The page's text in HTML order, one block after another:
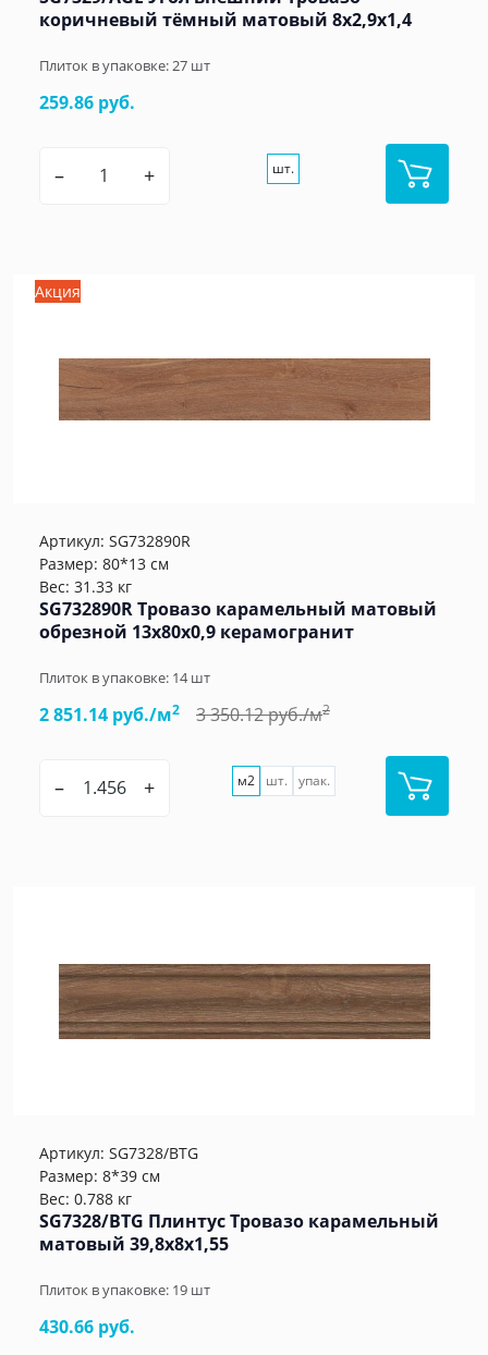
коричневый тёмный матовый 8x2,9x1,4
Плиток в упаковке:27 шт
259.86 руб.
– + шт.
Акция
Артикул: SG732890R
Размер: 80*13 см
Вес: 31.33 кг
SG732890R Тровазо карамельный матовый
обрезной 13x80x0,9 керамогранит
Плиток в упаковке: 14шт
2 851.14 руб./м2 3 350.12 руб./м2
– + м2 шт. упак.
Артикул: SG7328/BTG
Размер: 8*39 см
Вес: 0.788 кг
SG7328/BTG Плинтус Тровазо карамельный
матовый 39,8x8x1,55
Плиток в упаковке: 19 шт
430.66 руб.